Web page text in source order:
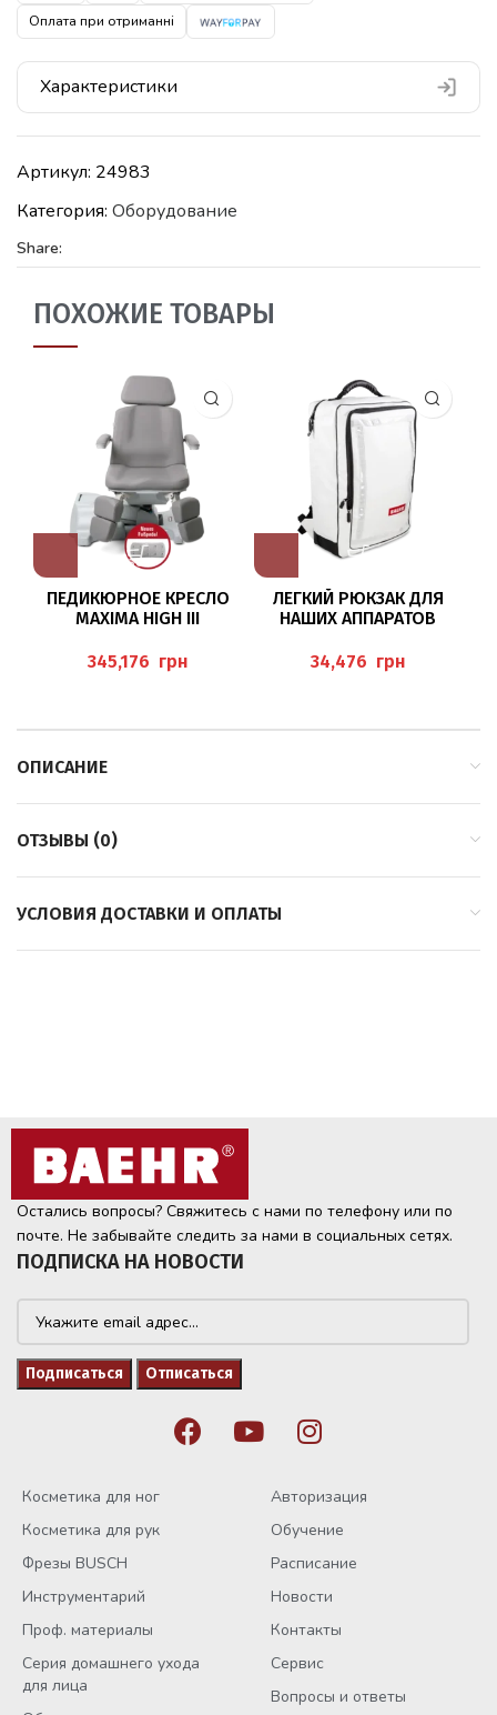
Оплата при отриманні
Характеристики
Артикул: 24983
Категория: Оборудование
Share:
ПОХОЖИЕ ТОВАРЫ
ПЕДИКЮРНОЕ КРЕСЛО
MAXIMA HIGH III
грн
ЛЕГКИЙ РЮКЗАК ДЛЯ
НАШИХ АППАРАТОВ
TEC A 1200 И BAEHR TEC S
грн
ОПИСАНИЕ
ОТЗЫВЫ (0)
УСЛОВИЯ ДОСТАВКИ И ОПЛАТЫ
Остались вопросы? Свяжитесь с нами по телефону или по
почте. Не забывайте следить за нами в социальных сетях.
ПОДПИСКА НА НОВОСТИ
Косметика для ног
Косметика для рук
Фрезы BUSCH
Инструментарий
Проф. материалы
Серия домашнего ухода
для лица
Авторизация
Обучение
Расписание
Новости
Контакты
Сервис
Вопросы и ответы